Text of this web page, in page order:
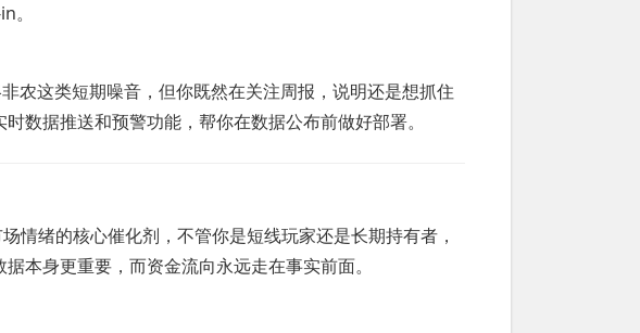
。
农这类短期噪音，但你既然在关注周报，说明还是想抓住
时数据推送和预警功能，帮你在数据公布前做好部署。
情绪的核心催化剂，不管你是短线玩家还是长期持有者，
本身更重要，而资金流向永远走在事实前面。